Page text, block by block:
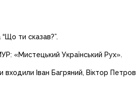
ти сказав?”.
«Мистецький Український Рух».
входили Іван Багряний, Віктор